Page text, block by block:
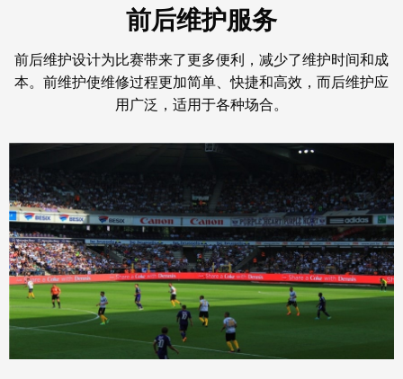
前后维护服务
前后维护设计为比赛带来了更多便利，减少了维护时间和成
本。前维护使维修过程更加简单、快捷和高效，而后维护应
用广泛，适用于各种场合。